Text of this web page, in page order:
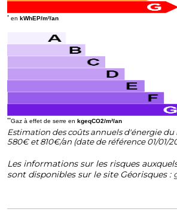
* en kWhEP/m²/an
**Gaz à effet de serre en kgeqCO2/m²/an
Estimation des coûts annuels d'énergie
580€ et 810€/an (date de référence 01/01/
Les informations sur les risques
sont disponibles sur le site Géorisques :